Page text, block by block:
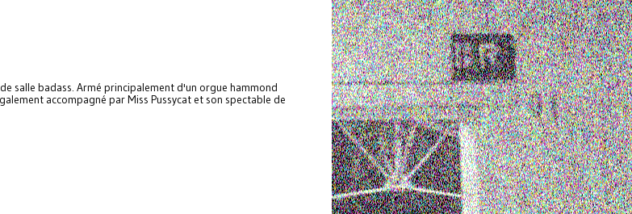
salle badass. Armé principalement d'un orgue hammond
accompagné par Miss Pussycat et son spectable de